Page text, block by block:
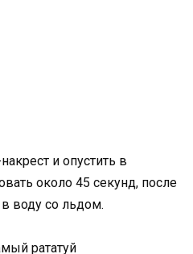
и опустить в
около 45 секунд, после
в воду со льдом.